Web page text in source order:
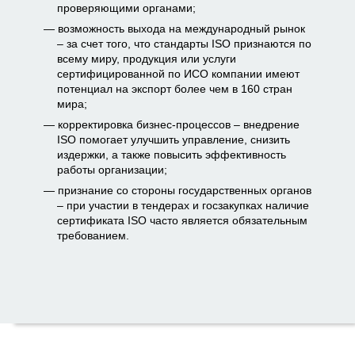
проверяющими органами;
возможность выхода на международный рынок
– за счет того, что стандарты ISO признаются по
всему миру, продукция или услуги
сертифицированной по ИСО компании имеют
потенциал на экспорт более чем в 160 стран
мира;
корректировка бизнес-процессов – внедрение
ISO помогает улучшить управление, снизить
издержки, а также повысить эффективность
работы организации;
признание со стороны государственных органов
– при участии в тендерах и госзакупках наличие
сертификата ISO часто является обязательным
требованием.